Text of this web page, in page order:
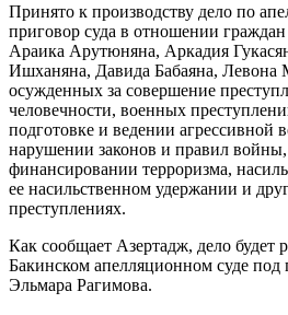
Принято к производству дело по
приговор суда в отношении
Араика Арутюняна, Аркадия
Ишханяна, Давида Бабаяна, Левона
осужденных за совершение
человечности, военных
подготовке и ведении агрессивной
нарушении законов и правил войны,
финансировании терроризма,
ее насильственном удержании и
преступлениях.
Как сообщает Азертадж, дело будет
Бакинском апелляционном суде под
Эльмара Рагимова.